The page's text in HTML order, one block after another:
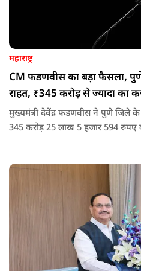
महाराष्ट्र
CM फडणवीस का बड़ा फैसला,
राहत, ₹345 करोड़ से ज्यादा का
मुख्यमंत्री देवेंद्र फडणवीस ने पुणे जिले
345 करोड़ 25 लाख 5 हजार 594